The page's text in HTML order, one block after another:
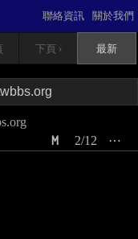
關於我們
聯絡資訊
下頁 › 最新
⋯
2/12
M